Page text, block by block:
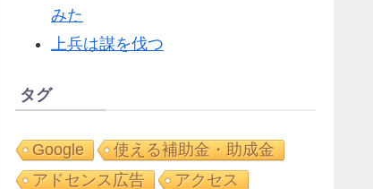
みた
上兵は謀を伐つ
タグ
Google
使える補助金・助成金
アドセンス広告
アクセス